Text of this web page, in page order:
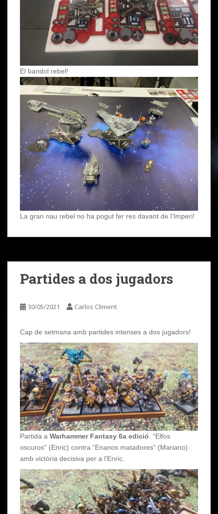
El bandol rebel!
La gran nau rebel no ha pogut fer res davant de l’Imperi!
Partides a dos jugadors
30/05/2021 Carlos Climent
Cap de setmana amb partides intenses a dos jugadors!
Partida a Warhammer Fantasy 6a edició . “Elfos
oscuros” (Enric) contra “Enanos matadores” (Mariano)
amb victòria decisiva per a l’Enric.